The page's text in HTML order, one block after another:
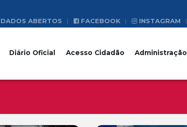
ABERTOS FACEBOOK INSTAGRAM
Diário Oficial Acesso Cidadão Administração